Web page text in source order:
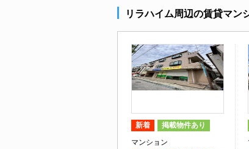
リラハイム周辺の賃貸マン
新着 掲載物件あり
マンション